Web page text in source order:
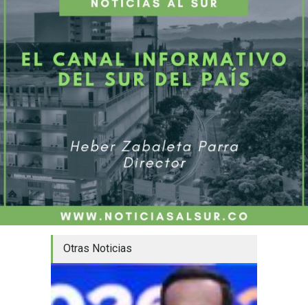
Otras Noticias